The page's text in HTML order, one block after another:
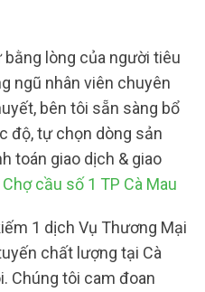
lòng của người tiêu
ngũ nhân viên chuyên
bên tôi sẵn sàng bổ
độ, tự chọn dòng sản
toán giao dịch & giao
cầu số 1 TP Cà Mau
1 dịch Vụ Thương Mại
chất lượng tại Cà
Chúng tôi cam đoan